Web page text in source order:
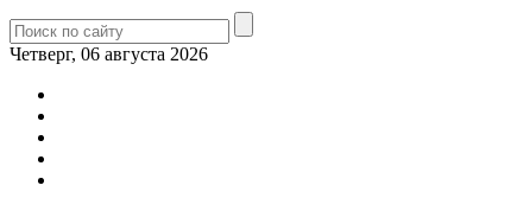
Четверг, 06 августа 2026